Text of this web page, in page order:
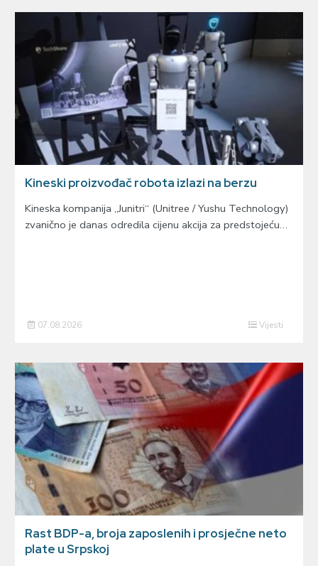
Kineski proizvođač robota izlazi na berzu
Kineska kompanija „Junitri“ (Unitree / Yushu Technology)
zvanično je danas odredila cijenu akcija za predstojeću…
07.08.2026 Vijesti
Rast BDP-a, broja zaposlenih i prosječne neto
plate u Srpskoj